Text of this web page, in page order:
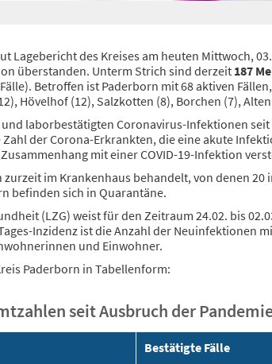
Lagebericht des Kreises am heuten Mittwoch,
überstanden. Unterm Strich sind derzeit 187
Betroffen ist Paderborn mit 68 aktiven
Hövelhof (12), Salzkotten (8), Borchen (7),
laborbestätigten Coronavirus-Infektionen
Zahl der Corona-Erkrankten, die eine akute
mit einer COVID-19-Infektion
im Krankenhaus behandelt, von denen
befinden sich in Quarantäne.
(LZG) weist für den Zeitraum 24.02. bis
Inzidenz ist die Anzahl der Neuinfektionen
und Einwohner.
Paderborn in Tabellenform:
seit Ausbruch der
Bestätigte Fälle